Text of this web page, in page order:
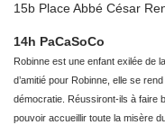
15b Place Abbé César
14h PaCaSoCo
Robinne est une enfant exilée de
d’amitié pour Robinne, elle se
démocratie. Réussiront-ils à faire
pouvoir accueillir toute la misère